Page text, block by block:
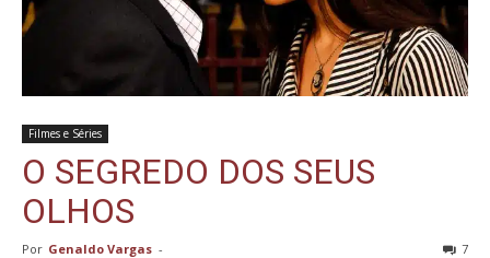
Filmes e Séries
O SEGREDO DOS SEUS
OLHOS
Por Genaldo Vargas - 7